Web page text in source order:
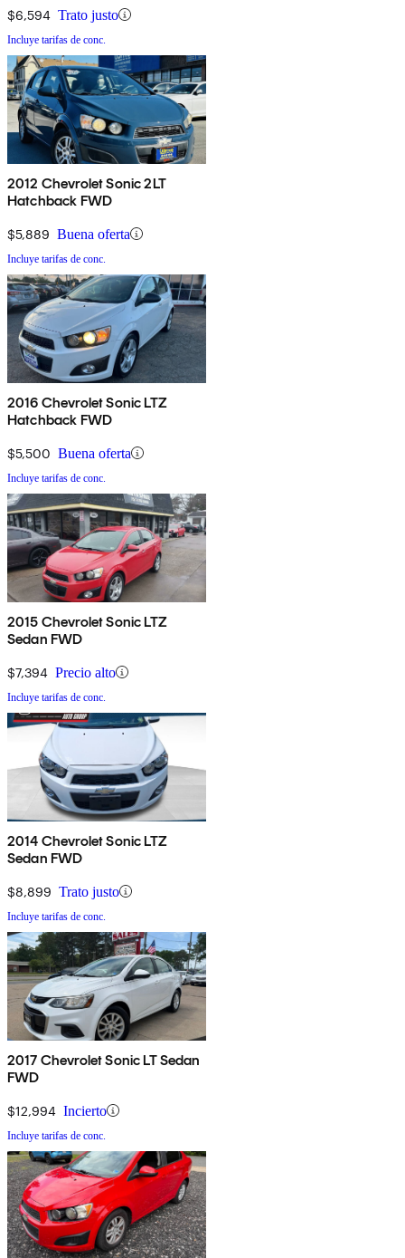
$6,594 Trato justo
Incluye tarifas de conc.
2012 Chevrolet Sonic 2LT
Hatchback FWD
$5,889 Buena oferta
Incluye tarifas de conc.
2016 Chevrolet Sonic LTZ
Hatchback FWD
$5,500 Buena oferta
Incluye tarifas de conc.
2015 Chevrolet Sonic LTZ
Sedan FWD
$7,394 Precio alto
Incluye tarifas de conc.
2014 Chevrolet Sonic LTZ
Sedan FWD
$8,899 Trato justo
Incluye tarifas de conc.
2017 Chevrolet Sonic LT Sedan
FWD
$12,994 Incierto
Incluye tarifas de conc.